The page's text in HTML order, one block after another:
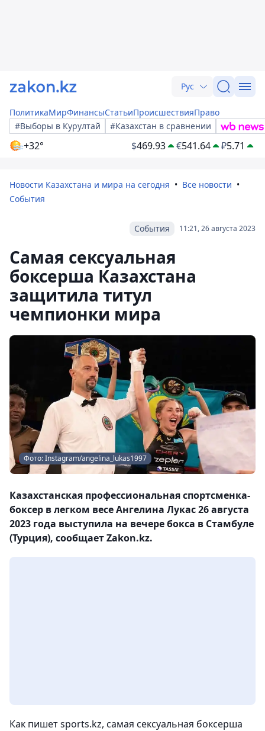
Рус
ПолитикаМирФинансыСтатьиПроисшествияПраво
#Выборы в Курултай
#Казахстан в сравнении
+32° $469.93 €541.64 ₽5.71
Новости Казахстана и мира на сегодня
Все новости
События
11:21, 26 августа 2023
События
Самая сексуальная
боксерша Казахстана
защитила титул
чемпионки мира
Фото: Instagram/angelina_lukas1997
Казахстанская профессиональная спортсменка-
боксер в легком весе Ангелина Лукас 26 августа
2023 года выступила на вечере бокса в Стамбуле
(Турция), сообщает Zakon.kz.
Как пишет sports.kz, самая сексуальная боксерша